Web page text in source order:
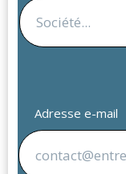
Adresse e-mail